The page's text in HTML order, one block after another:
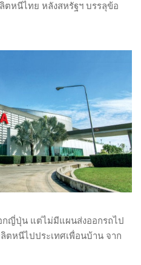
ตหนีไทย หลังสหรัฐฯ บรรลุข้อ
ญี่ปุ่น แต่ไม่มีแผนส่งออกรถไป
ตหนีไปประเทศเพื่อนบ้าน จาก